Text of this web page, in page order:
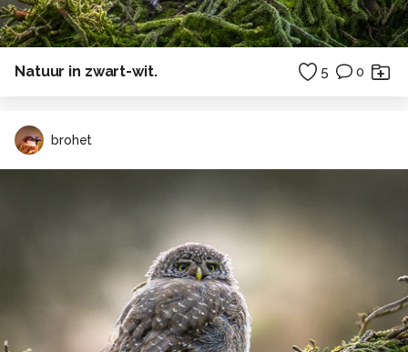
Natuur in zwart-wit. 5 0
brohet